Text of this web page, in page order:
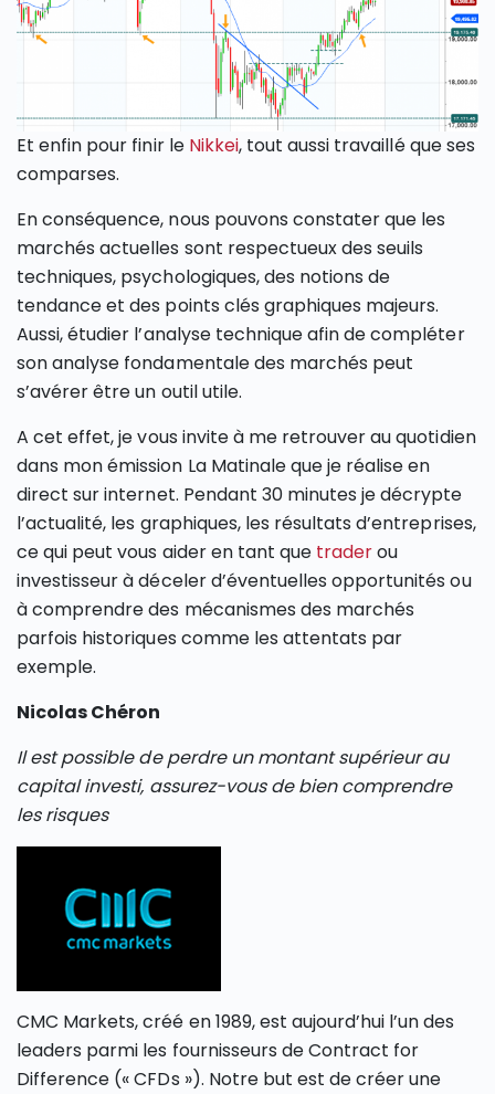
Et enfin pour finir le Nikkei, tout aussi travaillé que ses
comparses.
En conséquence, nous pouvons constater que les
marchés actuelles sont respectueux des seuils
techniques, psychologiques, des notions de
tendance et des points clés graphiques majeurs.
Aussi, étudier l’analyse technique afin de compléter
son analyse fondamentale des marchés peut
s’avérer être un outil utile.
A cet effet, je vous invite à me retrouver au quotidien
dans mon émission La Matinale que je réalise en
direct sur internet. Pendant 30 minutes je décrypte
l’actualité, les graphiques, les résultats d’entreprises,
ce qui peut vous aider en tant que traderou
investisseur à déceler d’éventuelles opportunités ou
à comprendre des mécanismes des marchés
parfois historiques comme les attentats par
exemple.
Nicolas Chéron
Il est possible de perdre un montant supérieur au
capital investi, assurez-vous de bien comprendre
les risques
CMC Markets, créé en 1989, est aujourd’hui l’un des
leaders parmi les fournisseurs de Contract for
Difference (« CFDs »). Notre but est de créer une